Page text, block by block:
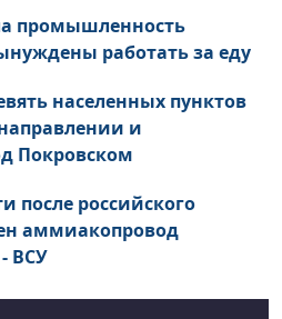
промышленность
работать за еду
населенных пунктов
и
Покровском
после российского
аммиакопровод
ВСУ